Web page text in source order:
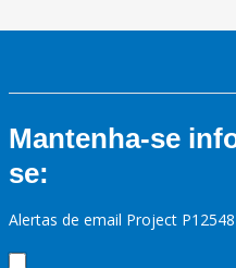
Mantenha-se
se:
Alertas de email Project